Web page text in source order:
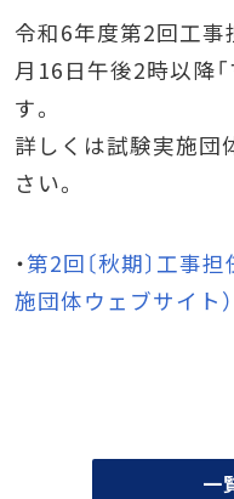
令和6年度第2回工事
月16日午後2時以降
す。
詳しくは試験実施団
さい。
・第2回〔秋期〕工事
施団体ウェブサイト）
一